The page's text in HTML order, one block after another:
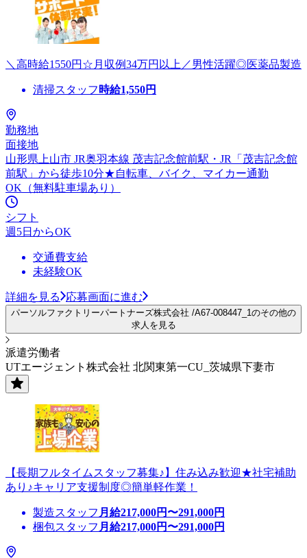
＼高時給1550円☆月収例34万円以上／男性活躍◎医薬品製造
清掃スタッフ 時給1,550円
勤務地
面接地
山形県上山市 JR奥羽本線 茂吉記念館前駅・JR「茂吉記念館
前駅」から徒歩10分★自転車、バイク、マイカー通勤
OK（無料駐車場あり）
シフト
週5日からOK
交通費支給
未経験OK
詳細を見る 応募画面に進む
パーソルファクトリーパートナーズ株式会社 /A67-008447_1のその他の
求人を見る
派遣労働者
UTエージェント株式会社 北関東第一CU_茨城県下妻市
【長期フルタイムスタッフ募集♪】住み込み歓迎★社宅補助
あり♪キャリア支援制度◎簡単軽作業！
製造スタッフ 月給217,000円〜291,000円
梱包スタッフ 月給217,000円〜291,000円